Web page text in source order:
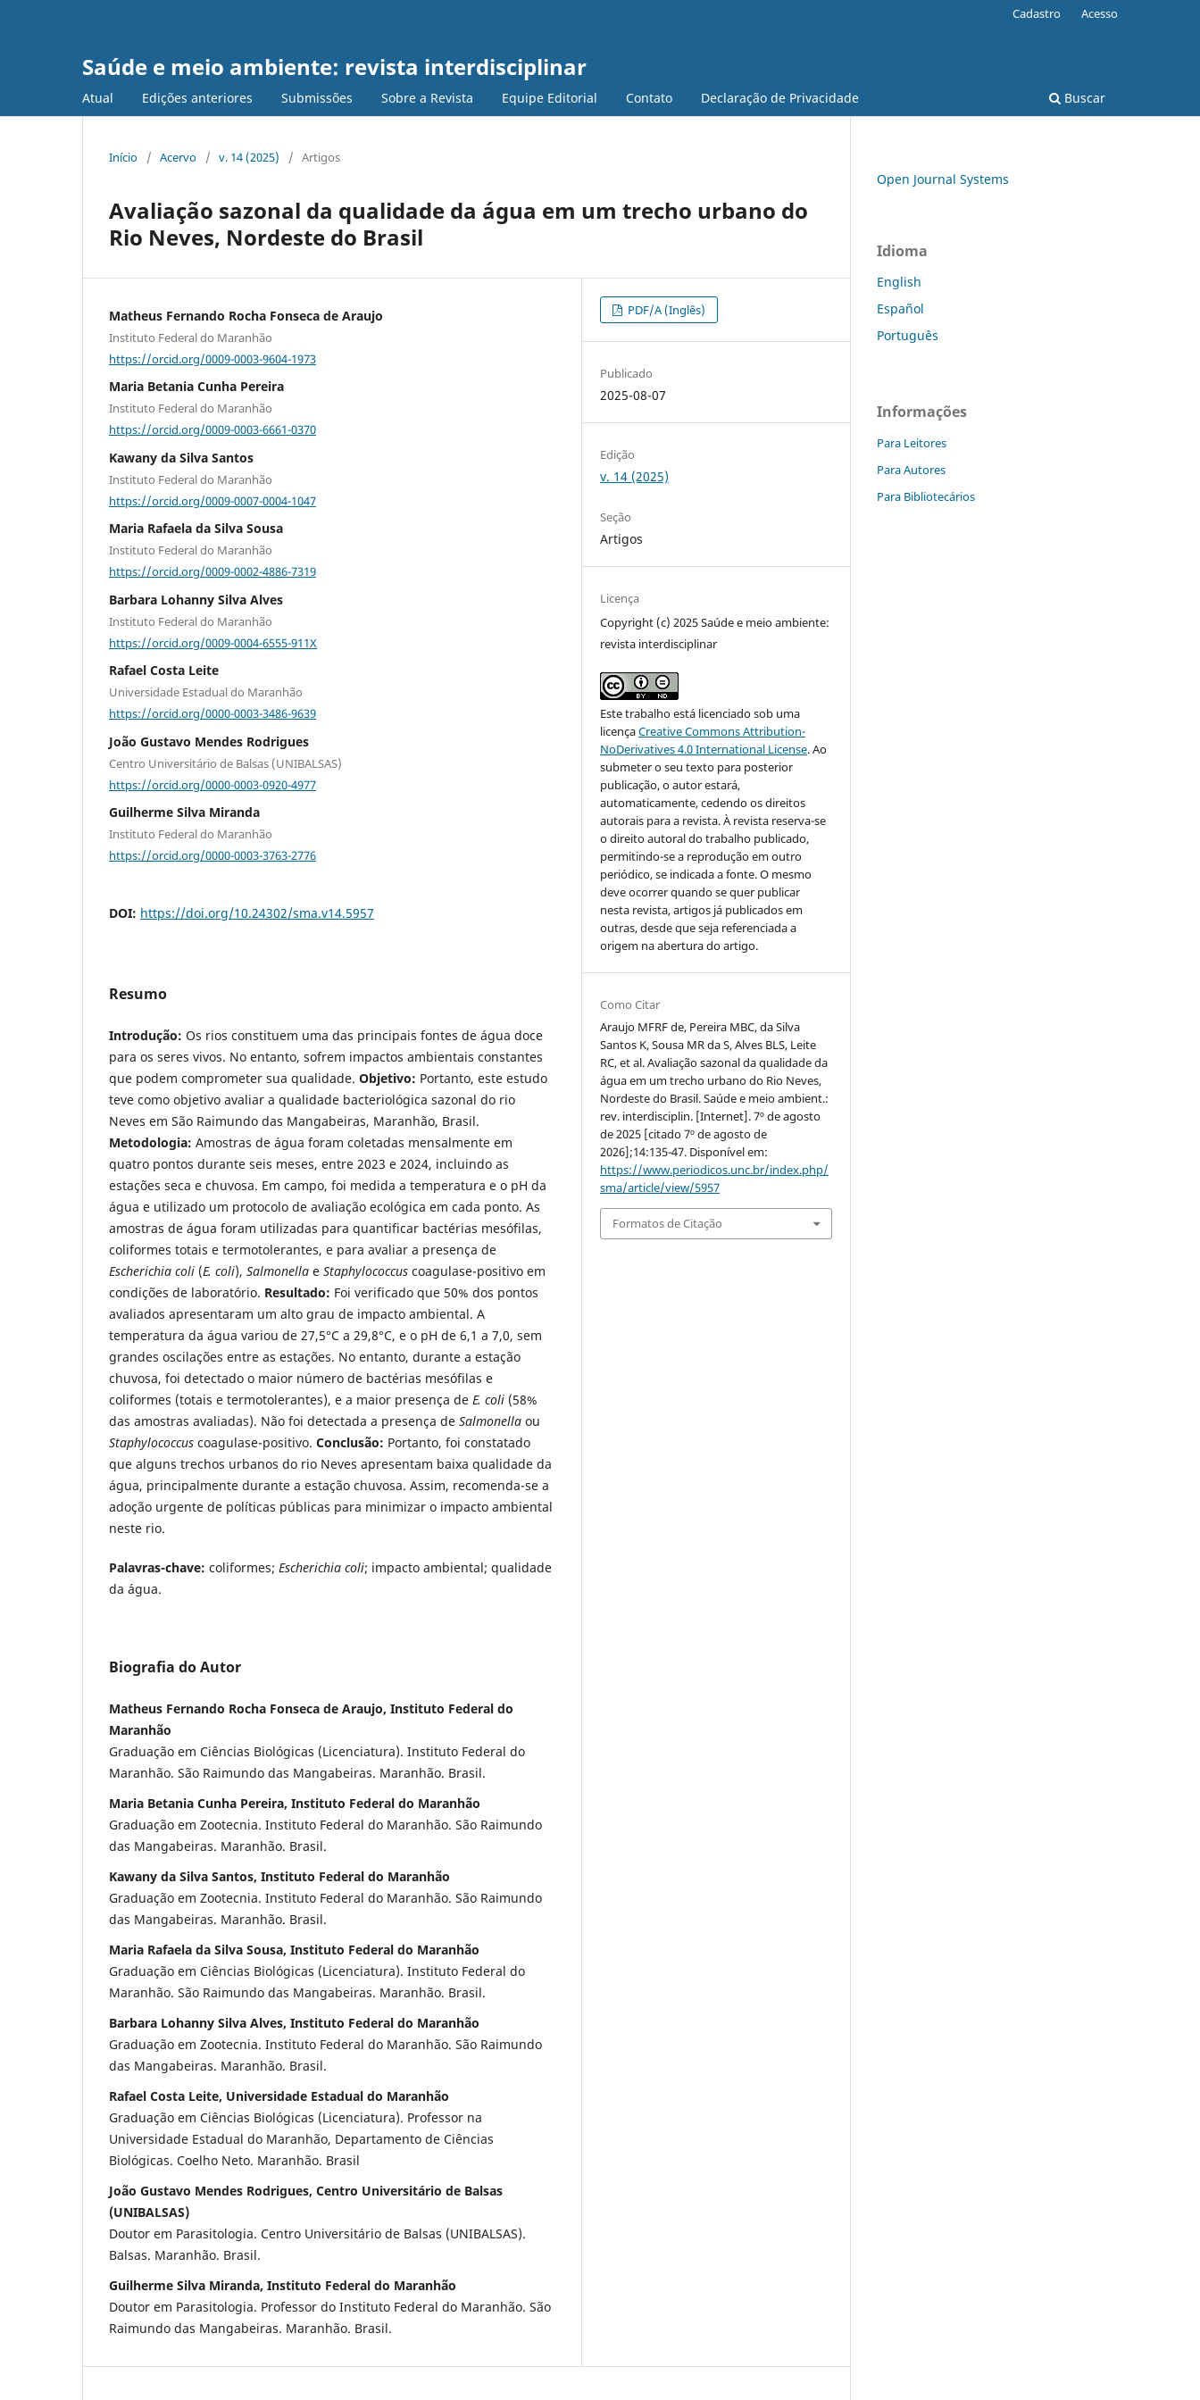
Saúde e meio ambiente: revista interdisciplinar
Atual Edições anteriores Submissões Sobre a Revista Equipe Editorial Contato Declaração de Privacidade Buscar
Cadastro Acesso
Início / Acervo / v. 14 (2025) / Artigos
Avaliação sazonal da qualidade da água em um trecho urbano do
Rio Neves, Nordeste do Brasil
Matheus Fernando Rocha Fonseca de Araujo
Instituto Federal do Maranhão
https://orcid.org/0009-0003-9604-1973
Maria Betania Cunha Pereira
Instituto Federal do Maranhão
https://orcid.org/0009-0003-6661-0370
Kawany da Silva Santos
Instituto Federal do Maranhão
https://orcid.org/0009-0007-0004-1047
Maria Rafaela da Silva Sousa
Instituto Federal do Maranhão
https://orcid.org/0009-0002-4886-7319
Barbara Lohanny Silva Alves
Instituto Federal do Maranhão
https://orcid.org/0009-0004-6555-911X
Rafael Costa Leite
Universidade Estadual do Maranhão
https://orcid.org/0000-0003-3486-9639
João Gustavo Mendes Rodrigues
Centro Universitário de Balsas (UNIBALSAS)
https://orcid.org/0000-0003-0920-4977
Guilherme Silva Miranda
Instituto Federal do Maranhão
https://orcid.org/0000-0003-3763-2776
DOI: https://doi.org/10.24302/sma.v14.5957
Resumo
Introdução: Os rios constituem uma das principais fontes de água doce
para os seres vivos. No entanto, sofrem impactos ambientais constantes
que podem comprometer sua qualidade. Objetivo: Portanto, este estudo
teve como objetivo avaliar a qualidade bacteriológica sazonal do rio
Neves em São Raimundo das Mangabeiras, Maranhão, Brasil.
Metodologia: Amostras de água foram coletadas mensalmente em
quatro pontos durante seis meses, entre 2023 e 2024, incluindo as
estações seca e chuvosa. Em campo, foi medida a temperatura e o pH da
água e utilizado um protocolo de avaliação ecológica em cada ponto. As
amostras de água foram utilizadas para quantificar bactérias mesófilas,
coliformes totais e termotolerantes, e para avaliar a presença de
Escherichia coli (E. coli), Salmonella e Staphylococcus coagulase-positivo em
condições de laboratório. Resultado: Foi verificado que 50% dos pontos
avaliados apresentaram um alto grau de impacto ambiental. A
temperatura da água variou de 27,5°C a 29,8°C, e o pH de 6,1 a 7,0, sem
grandes oscilações entre as estações. No entanto, durante a estação
chuvosa, foi detectado o maior número de bactérias mesófilas e
coliformes (totais e termotolerantes), e a maior presença de E. coli (58%
das amostras avaliadas). Não foi detectada a presença de Salmonella ou
Staphylococcus coagulase-positivo. Conclusão: Portanto, foi constatado
que alguns trechos urbanos do rio Neves apresentam baixa qualidade da
água, principalmente durante a estação chuvosa. Assim, recomenda-se a
adoção urgente de políticas públicas para minimizar o impacto ambiental
neste rio.
Palavras-chave: coliformes; Escherichia coli; impacto ambiental; qualidade
da água.
Biografia do Autor
Matheus Fernando Rocha Fonseca de Araujo, Instituto Federal do
Maranhão
Graduação em Ciências Biológicas (Licenciatura). Instituto Federal do
Maranhão. São Raimundo das Mangabeiras. Maranhão. Brasil.
Maria Betania Cunha Pereira, Instituto Federal do Maranhão
Graduação em Zootecnia. Instituto Federal do Maranhão. São Raimundo
das Mangabeiras. Maranhão. Brasil.
Kawany da Silva Santos, Instituto Federal do Maranhão
Graduação em Zootecnia. Instituto Federal do Maranhão. São Raimundo
das Mangabeiras. Maranhão. Brasil.
Maria Rafaela da Silva Sousa, Instituto Federal do Maranhão
Graduação em Ciências Biológicas (Licenciatura). Instituto Federal do
Maranhão. São Raimundo das Mangabeiras. Maranhão. Brasil.
Barbara Lohanny Silva Alves, Instituto Federal do Maranhão
Graduação em Zootecnia. Instituto Federal do Maranhão. São Raimundo
das Mangabeiras. Maranhão. Brasil.
Rafael Costa Leite, Universidade Estadual do Maranhão
Graduação em Ciências Biológicas (Licenciatura). Professor na
Universidade Estadual do Maranhão, Departamento de Ciências
Biológicas. Coelho Neto. Maranhão. Brasil
João Gustavo Mendes Rodrigues, Centro Universitário de Balsas
(UNIBALSAS)
Doutor em Parasitologia. Centro Universitário de Balsas (UNIBALSAS).
Balsas. Maranhão. Brasil.
Guilherme Silva Miranda, Instituto Federal do Maranhão
Doutor em Parasitologia. Professor do Instituto Federal do Maranhão. São
Raimundo das Mangabeiras. Maranhão. Brasil.
PDF/A (Inglês)
Publicado
2025-08-07
Edição
v. 14 (2025)
Seção
Artigos
Licença
Copyright (c) 2025 Saúde e meio ambiente:
revista interdisciplinar
Este trabalho está licenciado sob uma
licençaCreative Commons Attribution-
NoDerivatives 4.0 International License. Ao
submeter o seu texto para posterior
publicação, o autor estará,
automaticamente, cedendo os direitos
autorais para a revista. À revista reserva-se
o direito autoral do trabalho publicado,
permitindo-se a reprodução em outro
periódico, se indicada a fonte. O mesmo
deve ocorrer quando se quer publicar
nesta revista, artigos já publicados em
outras, desde que seja referenciada a
origem na abertura do artigo.
Como Citar
Araujo MFRF de, Pereira MBC, da Silva
Santos K, Sousa MR da S, Alves BLS, Leite
RC, et al. Avaliação sazonal da qualidade da
água em um trecho urbano do Rio Neves,
Nordeste do Brasil. Saúde e meio ambient.:
rev. interdisciplin. [Internet]. 7º de agosto
de 2025 [citado 7º de agosto de
2026];14:135-47. Disponível em:
https://www.periodicos.unc.br/index.php/
sma/article/view/5957
Formatos de Citação
Open Journal Systems
Idioma
English
Español
Português
Informações
Para Leitores
Para Autores
Para Bibliotecários